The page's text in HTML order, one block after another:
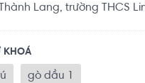
Lang, trường THCS
KHOÁ
gò dầu 1